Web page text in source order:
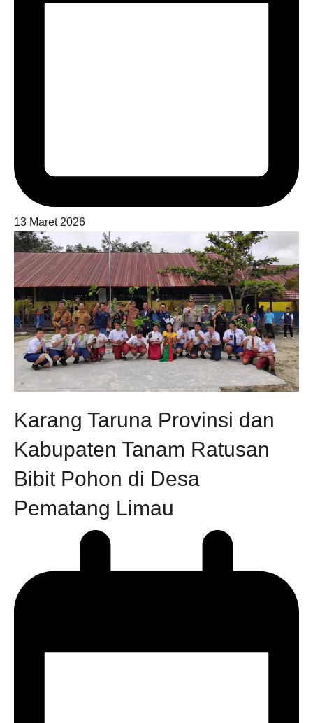
13 Maret 2026
Karang Taruna Provinsi dan
Kabupaten Tanam Ratusan
Bibit Pohon di Desa
Pematang Limau